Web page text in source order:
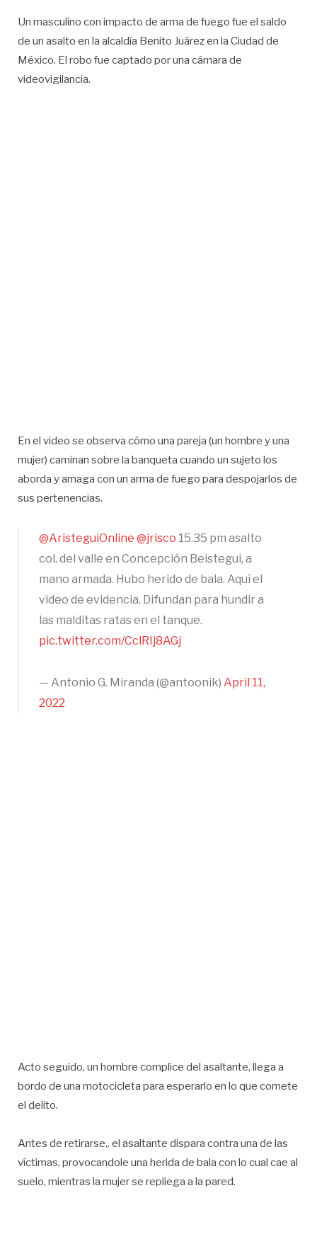
Un masculino con impacto de arma de fuego fue el saldo
de un asalto en la alcaldía Benito Juárez en la Ciudad de
México. El robo fue captado por una cámara de
videovigilancia.
En el video se observa cómo una pareja (un hombre y una
mujer) caminan sobre la banqueta cuando un sujeto los
aborda y amaga con un arma de fuego para despojarlos de
sus pertenencias.
@AristeguiOnline @jrisco 15.35 pm asalto
col. del valle en Concepción Beistegui, a
mano armada. Hubo herido de bala. Aquí el
video de evidencia. Difundan para hundir a
las malditas ratas en el tanque.
pic.twitter.com/CclRIj8AGj
— Antonio G. Miranda (@antoonik) April 11,
2022
Acto seguido, un hombre complice del asaltante, llega a
bordo de una motocicleta para esperarlo en lo que comete
el delito.
Antes de retirarse,. el asaltante dispara contra una de las
víctimas, provocandole una herida de bala con lo cual cae al
suelo, mientras la mujer se repliega a la pared.